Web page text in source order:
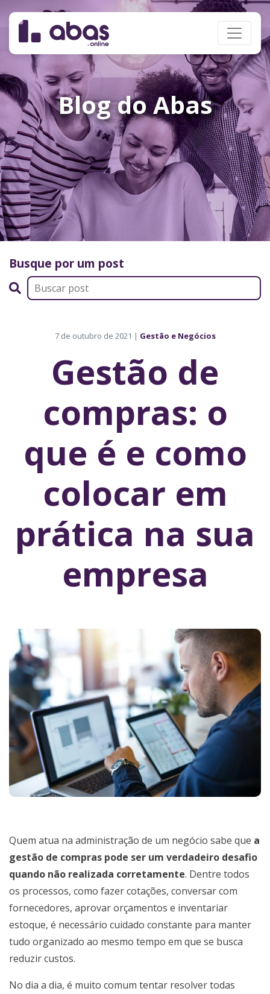
Blog do Abas
Busque por um post
7 de outubro de 2021 | Gestão e Negócios
Gestão de
compras: o
que é e como
colocar em
prática na sua
empresa
Quem atua na administração de um negócio sabe que a
gestão de compras pode ser um verdadeiro desafio
quando não realizada corretamente. Dentre todos
os processos, como fazer cotações, conversar com
fornecedores, aprovar orçamentos e inventariar
estoque, é necessário cuidado constante para manter
tudo organizado ao mesmo tempo em que se busca
reduzir custos.
No dia a dia, é muito comum tentar resolver todas